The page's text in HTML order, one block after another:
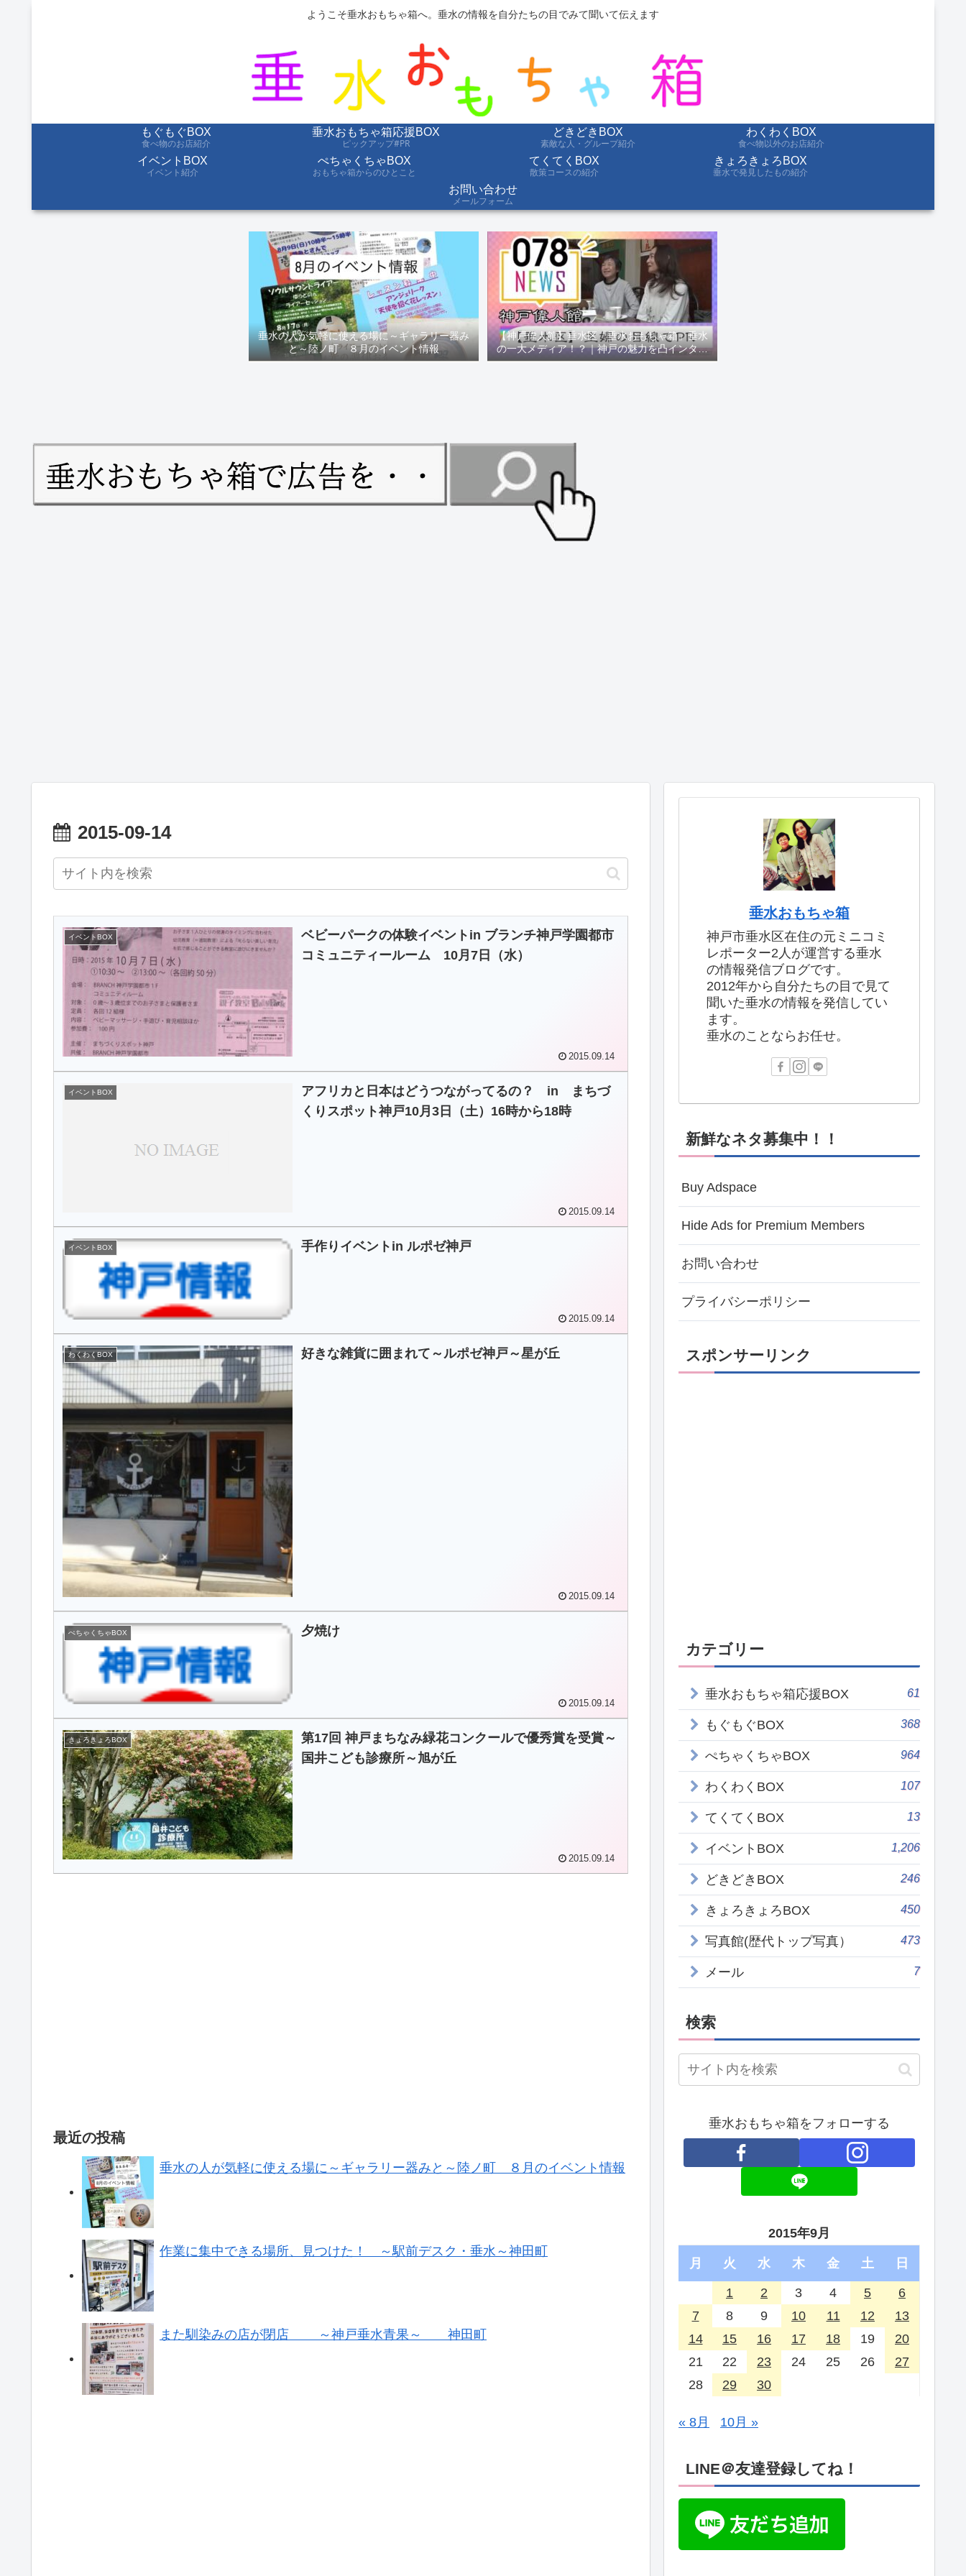
ようこそ垂水おもちゃ箱へ。垂水の情報を自分たちの目でみて聞いて伝えます
もぐもぐBOX
食べ物のお店紹介
垂水おもちゃ箱応援BOX
ピックアップ#PR
どきどきBOX
素敵な人・グループ紹介
わくわくBOX
食べ物以外のお店紹介
イベントBOX
イベント紹介
ぺちゃくちゃBOX
おもちゃ箱からのひとこと
てくてくBOX
散策コースの紹介
きょろきょろBOX
垂水で発見したもの紹介
お問い合わせ
メールフォーム
垂水の人が気軽に使える場に～ギャラリー器み
と～陸ノ町 ８月のイベント情報
【神戸偉人館】垂水区「垂水おもちゃ箱」垂水
の一大メディア！？｜神戸の魅力を凸インタビ
ュー！！【078NEWS( 078ニュース)】
2015-09-14
イベントBOX
ベビーパークの体験イベントin ブランチ神戸学園都市
コミュニティールーム 10月7日（水）
2015.09.14
イベントBOX
アフリカと日本はどうつながってるの？ in まちづ
くりスポット神戸10月3日（土）16時から18時
2015.09.14
イベントBOX 手作りイベントin ルポゼ神戸
2015.09.14
わくわくBOX 好きな雑貨に囲まれて～ルポゼ神戸～星が丘
2015.09.14
ぺちゃくちゃBOX 夕焼け
2015.09.14
きょろきょろBOX
第17回 神戸まちなみ緑花コンクールで優秀賞を受賞～
国井こども診療所～旭が丘
2015.09.14
最近の投稿
垂水の人が気軽に使える場に～ギャラリー器みと～陸ノ町 ８月のイベント情報
作業に集中できる場所、見つけた！ ～駅前デスク・垂水～神田町
また馴染みの店が閉店 ～神戸垂水青果～ 神田町
垂水おもちゃ箱
神戸市垂水区在住の元ミニコミ
レポーター2人が運営する垂水
の情報発信ブログです。
2012年から自分たちの目で見て
聞いた垂水の情報を発信してい
ます。
垂水のことならお任せ。
新鮮なネタ募集中！！
Buy Adspace
Hide Ads for Premium Members
お問い合わせ
プライバシーポリシー
スポンサーリンク
カテゴリー
垂水おもちゃ箱応援BOX 61
もぐもぐBOX 368
ぺちゃくちゃBOX 964
わくわくBOX 107
てくてくBOX 13
イベントBOX 1,206
どきどきBOX 246
きょろきょろBOX 450
写真館(歴代トップ写真） 473
メール 7
検索
垂水おもちゃ箱をフォローする
2015年9月
月 火 水 木 金 土 日
1 2 3 4 5
6
7
8 9 10 11 12
13
14
15 16 17 18 19
20
21
22 23 24 25 26
27
28
29 30
« 8月 10月 »
LINE＠友達登録してね！